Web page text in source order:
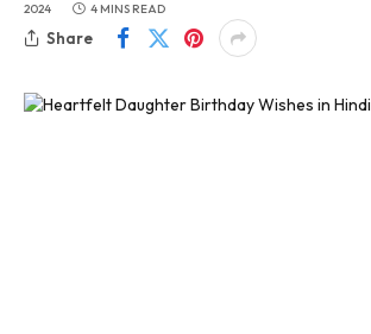
2024 4 MINS READ
Share